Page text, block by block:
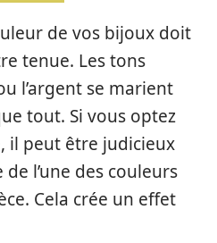
de vos bijoux doit
tenue. Les tons
l’argent se marient
tout. Si vous optez
il peut être judicieux
l’une des couleurs
Cela crée un effet